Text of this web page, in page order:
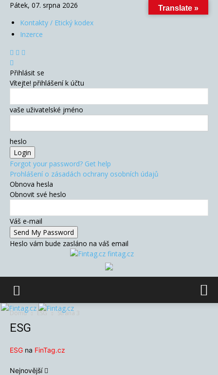
Pátek, 07. srpna 2026
Kontakty / Etický kodex
Inzerce
Přihlásit se
Vítejte! přihlášení k účtu
vaše uživatelské jméno
heslo
Forgot your password? Get help
Prohlášení o zásadách ochrany osobních údajů
Obnova hesla
Obnovit své heslo
Váš e-mail
Heslo vám bude zasláno na váš email
fintag.cz
Domů ESG Strana 3
ESG
ESG na FinTag.cz
Nejnovější
Translate »